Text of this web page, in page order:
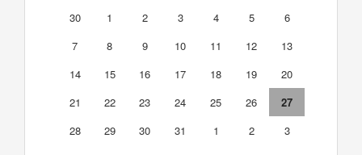
30
1 2 3 4 5
6
7
8 9 10 11 12
13
14
15 16 17 18 19
20
21
22 23 24 25 26
27
28
29 30 31 1 2
3